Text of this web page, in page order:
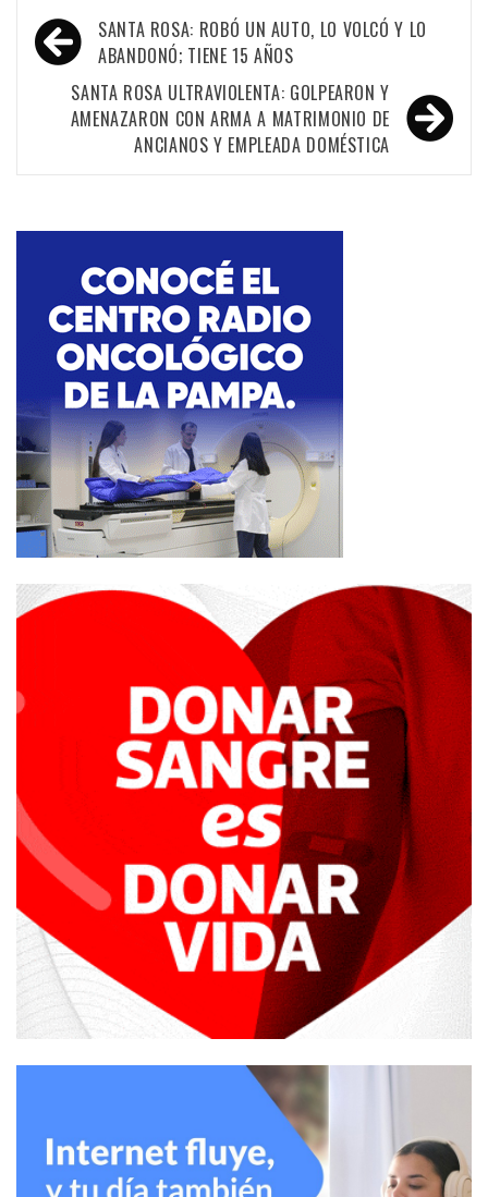
Navegación
de
entradas
SANTA ROSA: ROBÓ UN AUTO, LO VOLCÓ Y LO
ABANDONÓ; TIENE 15 AÑOS
SANTA ROSA ULTRAVIOLENTA: GOLPEARON Y
AMENAZARON CON ARMA A MATRIMONIO DE
ANCIANOS Y EMPLEADA DOMÉSTICA